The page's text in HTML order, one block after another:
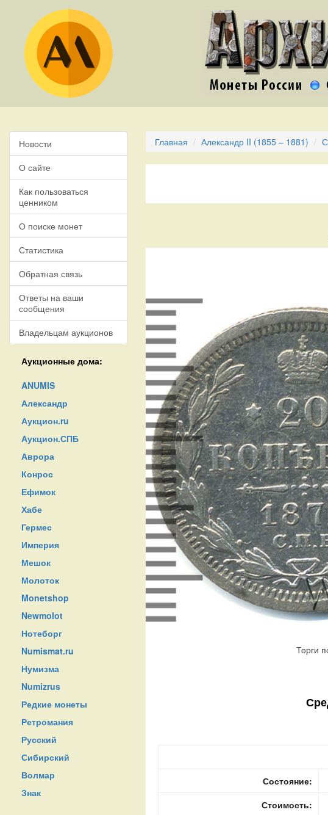
Новости
О сайте
Как пользоваться
ценником
О поиске монет
Статистика
Обратная связь
Ответы на ваши
сообщения
Владельцам аукционов
Аукционные дома:
ANUMIS
Александр
Аукцион.ru
Аукцион.СПБ
Аврора
Конрос
Ефимок
Хабе
Гермес
Империя
Мешок
Молоток
Monetshop
Newmolot
Нотеборг
Numismat.ru
Нумизма
Numizrus
Редкие монеты
Ретромания
Русский
Сибирский
Волмар
Знак
Главная Александр II (1855 – 1881)
Торги
Состояние:
Стоимость: